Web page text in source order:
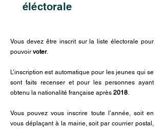
éléctorale
Vous devez être inscrit sur la liste électorale pour
pouvoir voter.
L’inscription est automatique pour les jeunes qui se
sont faits recenser et pour les personnes ayant
obtenu la nationalité française après 2018.
Vous pouvez vous inscrire toute l’année, soit en
vous déplaçant à la mairie, soit par courrier postal,